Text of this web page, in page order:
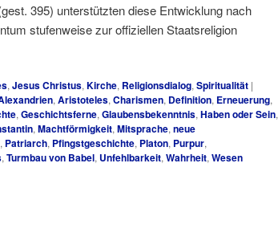
395) unterstützten diese Entwicklung nach
stufenweise zur offiziellen Staatsreligion
, Jesus Christus, Kirche, Religionsdialog, Spiritualität |
, Aristoteles, Charismen, Definition, Erneuerung,
, Geschichtsferne, Glaubensbekenntnis, Haben oder Sein,
, Machtförmigkeit, Mitsprache, neue
, Patriarch, Pfingstgeschichte, Platon, Purpur,
, Turmbau von Babel, Unfehlbarkeit, Wahrheit, Wesen